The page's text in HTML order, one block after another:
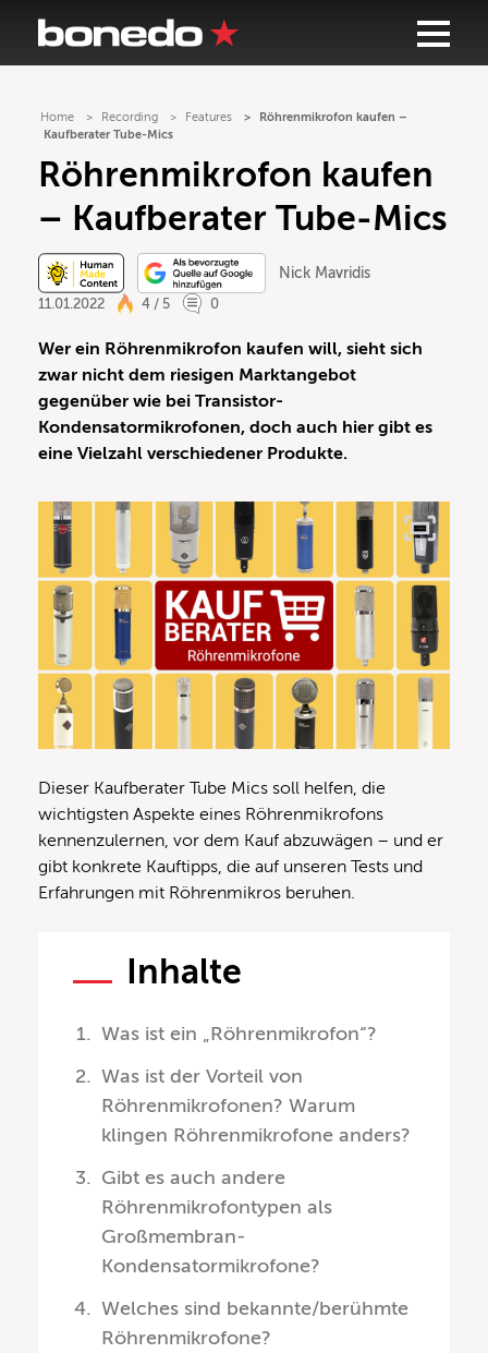
Home Recording Features
Röhrenmikrofon kaufen –
Kaufberater Tube-Mics
Röhrenmikrofon kaufen
– Kaufberater Tube-Mics
Nick Mavridis
11.01.2022
4 / 5 0
Wer ein Röhrenmikrofon kaufen will, sieht sich
zwar nicht dem riesigen Marktangebot
gegenüber wie bei Transistor-
Kondensatormikrofonen, doch auch hier gibt es
eine Vielzahl verschiedener Produkte.
Dieser Kaufberater Tube Mics soll helfen, die
wichtigsten Aspekte eines Röhrenmikrofons
kennenzulernen, vor dem Kauf abzuwägen – und er
gibt konkrete Kauftipps, die auf unseren Tests und
Erfahrungen mit Röhrenmikros beruhen.
Inhalte
Was ist ein „Röhrenmikrofon“?
Was ist der Vorteil von
Röhrenmikrofonen? Warum
klingen Röhrenmikrofone anders?
Gibt es auch andere
Röhrenmikrofontypen als
Großmembran-
Kondensatormikrofone?
Welches sind bekannte/berühmte
Röhrenmikrofone?